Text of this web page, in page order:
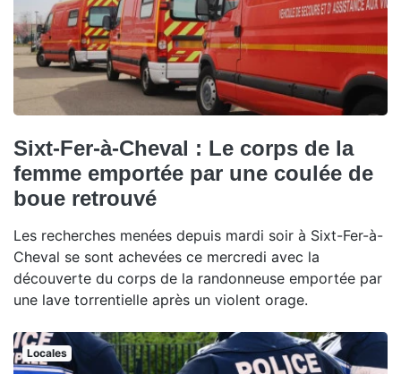
Sixt-Fer-à-Cheval : Le corps de la
femme emportée par une coulée de
boue retrouvé
Les recherches menées depuis mardi soir à Sixt-Fer-à-
Cheval se sont achevées ce mercredi avec la
découverte du corps de la randonneuse emportée par
une lave torrentielle après un violent orage.
Locales